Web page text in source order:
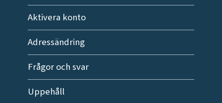
Aktivera konto
Adressändring
Frågor och svar
Uppehåll